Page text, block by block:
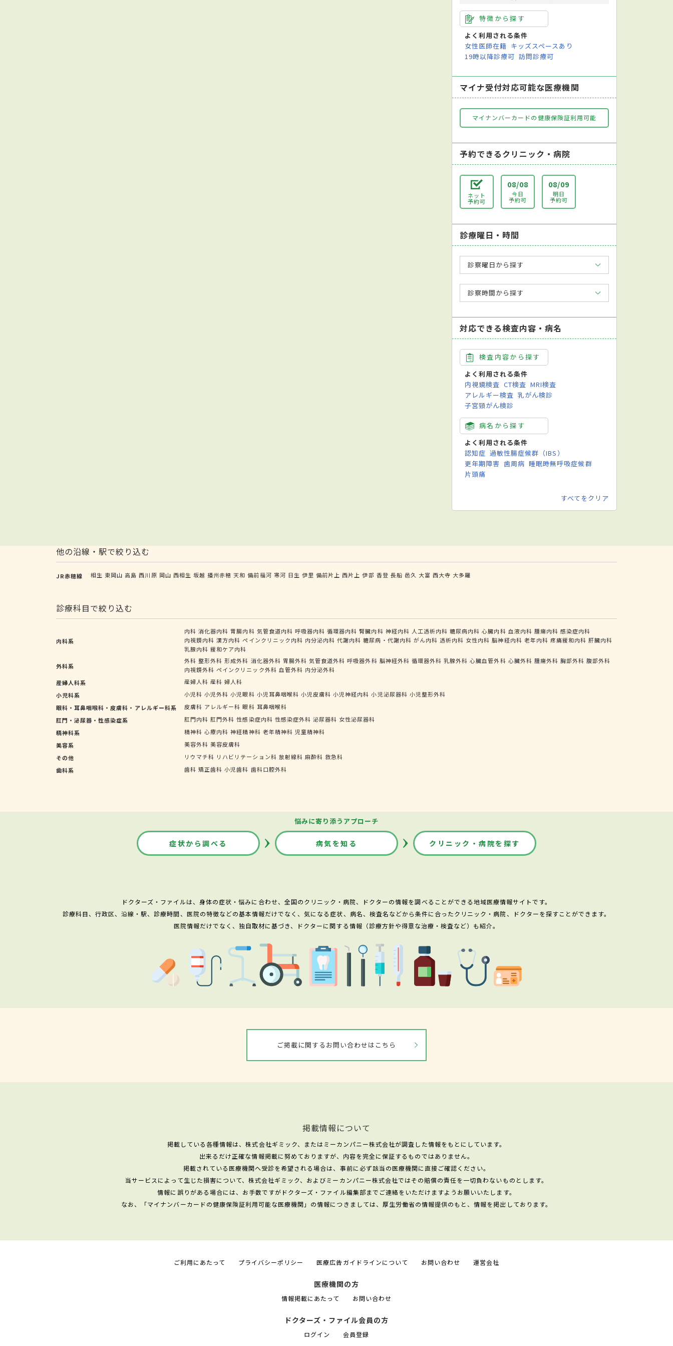
特徴から探す
よく利用される条件
女性医師在籍 キッズスペースあり
19時以降診療可 訪問診療可
マイナ受付対応可能な医療機関
マイナンバーカードの健康保険証利用可能
予約できるクリニック・病院
ネット
予約可
08/08
今日
予約可
08/09
明日
予約可
診療曜日・時間
診察曜日から探す
診察時間から探す
対応できる検査内容・病名
検査内容から探す
よく利用される条件
内視鏡検査 CT検査 MRI検査
アレルギー検査 乳がん検診
子宮頸がん検診
病名から探す
よく利用される条件
認知症 過敏性腸症候群（IBS）
更年期障害 歯周病 睡眠時無呼吸症候群
片頭痛
すべてをクリア
他の沿線・駅で絞り込む
JR赤穂線 相生 東岡山 高島 西川原 岡山 西相生 坂越 播州赤穂 天和 備前福河 寒河 日生 伊里 備前片上 西片上 伊部 香登 長船 邑久 大富 西大寺 大多羅
診療科目で絞り込む
内科系
内科 消化器内科 胃腸内科 気管食道内科 呼吸器内科 循環器内科 腎臓内科 神経内科 人工透析内科 糖尿病内科 心臓内科 血液内科 腫瘍内科 感染症内科
内視鏡内科 漢方内科 ペインクリニック内科 内分泌内科 代謝内科 糖尿病・代謝内科 がん内科 透析内科 女性内科 脳神経内科 老年内科 疼痛緩和内科 肝臓内科
乳腺内科 緩和ケア内科
外科系
外科 整形外科 形成外科 消化器外科 胃腸外科 気管食道外科 呼吸器外科 脳神経外科 循環器外科 乳腺外科 心臓血管外科 心臓外科 腫瘍外科 胸部外科 腹部外科
内視鏡外科 ペインクリニック外科 血管外科 内分泌外科
産婦人科系
産婦人科 産科 婦人科
小児科系
小児科 小児外科 小児眼科 小児耳鼻咽喉科 小児皮膚科 小児神経内科 小児泌尿器科 小児整形外科
眼科・耳鼻咽喉科・皮膚科・アレルギー科系
皮膚科 アレルギー科 眼科 耳鼻咽喉科
肛門・泌尿器・性感染症系
肛門内科 肛門外科 性感染症内科 性感染症外科 泌尿器科 女性泌尿器科
精神科系
精神科 心療内科 神経精神科 老年精神科 児童精神科
美容系
美容外科 美容皮膚科
その他
リウマチ科 リハビリテーション科 放射線科 麻酔科 救急科
歯科系
歯科 矯正歯科 小児歯科 歯科口腔外科
悩みに寄り添うアプローチ
症状から調べる 病気を知る クリニック・病院を探す
ドクターズ・ファイルは、身体の症状・悩みに合わせ、全国のクリニック・病院、ドクターの情報を調べることができる地域医療情報サイトです。
診療科目、行政区、沿線・駅、診療時間、医院の特徴などの基本情報だけでなく、気になる症状、病名、検査名などから条件に合ったクリニック・病院、ドクターを探すことができます。
医院情報だけでなく、独自取材に基づき、ドクターに関する情報（診療方針や得意な治療・検査など）も紹介。
ご掲載に関するお問い合わせはこちら
掲載情報について
掲載している各種情報は、株式会社ギミック、またはミーカンパニー株式会社が調査した情報をもとにしています。
出来るだけ正確な情報掲載に努めておりますが、内容を完全に保証するものではありません。
掲載されている医療機関へ受診を希望される場合は、事前に必ず該当の医療機関に直接ご確認ください。
当サービスによって生じた損害について、株式会社ギミック、およびミーカンパニー株式会社ではその賠償の責任を一切負わないものとします。
情報に誤りがある場合には、お手数ですがドクターズ・ファイル編集部までご連絡をいただけますようお願いいたします。
なお、「マイナンバーカードの健康保険証利用可能な医療機関」の情報につきましては、厚生労働省の情報提供のもと、情報を掲出しております。
ご利用にあたって プライバシーポリシー 医療広告ガイドラインについて お問い合わせ 運営会社
医療機関の方
情報掲載にあたって お問い合わせ
ドクターズ・ファイル会員の方
ログイン 会員登録